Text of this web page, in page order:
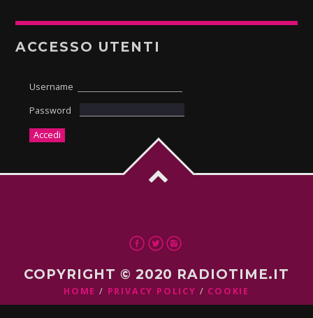
ACCESSO UTENTI
Username
Password
COPYRIGHT © 2020 RADIOTIME.IT
HOME PRIVACY POLICY COOKIE